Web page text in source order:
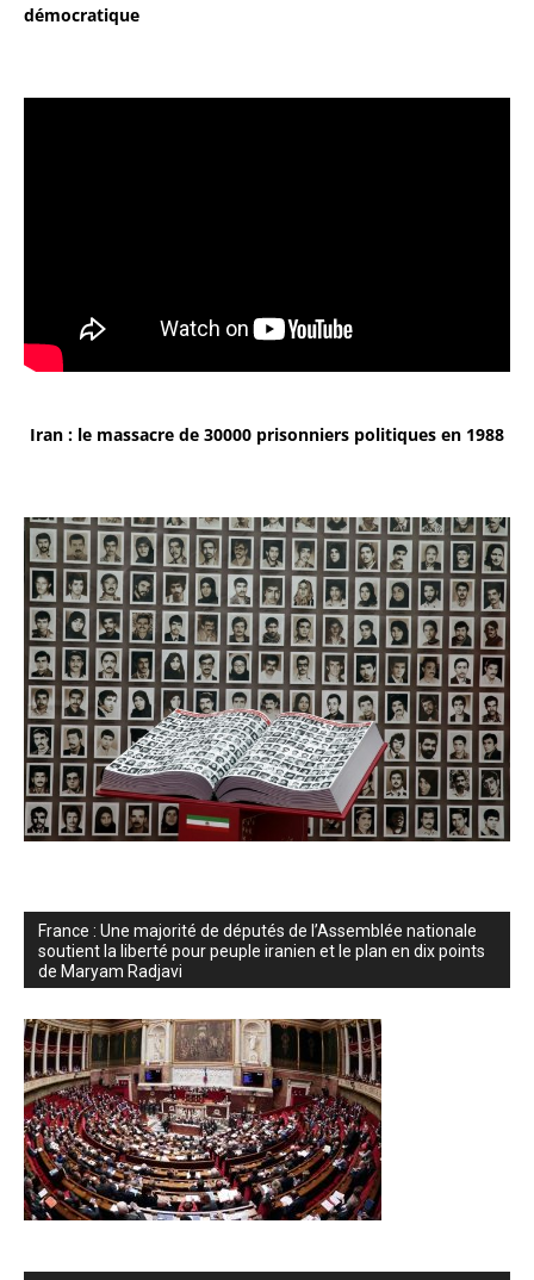
démocratique
Iran : le massacre de 30000 prisonniers politiques en 1988
France : Une majorité de députés de l’Assemblée nationale
soutient la liberté pour peuple iranien et le plan en dix points
de Maryam Radjavi